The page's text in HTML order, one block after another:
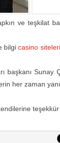
ve teşkilat
bilgicasino siteleri
başkanı Sunay
her zaman
teşekkür